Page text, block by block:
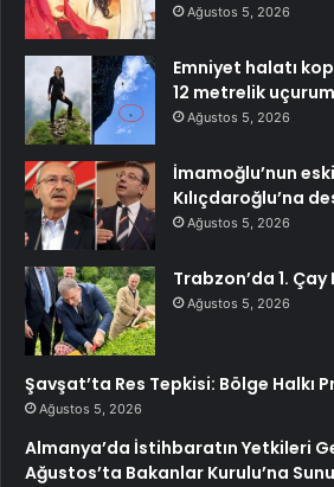
Ağustos 5, 2026
Emniyet halatı
12 metrelik
Ağustos 5, 2026
İmamoğlu’nun
Kılıçdaroğlu’na
Ağustos 5, 2026
Trabzon’da 1.
Ağustos 5, 2026
Şavşat’ta Res Tepkisi: Bölge Halkı
Ağustos 5, 2026
Almanya’da İstihbaratın Yetkileri
Ağustos’ta Bakanlar Kurulu’na